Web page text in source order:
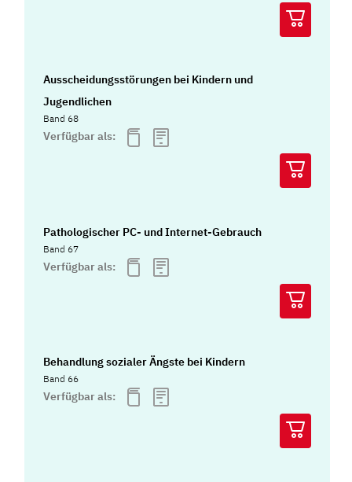
Ausscheidungsstörungen bei Kindern und
Jugendlichen
Band 68
Verfügbar als:
Pathologischer PC- und Internet-Gebrauch
Band 67
Verfügbar als:
Behandlung sozialer Ängste bei Kindern
Band 66
Verfügbar als: